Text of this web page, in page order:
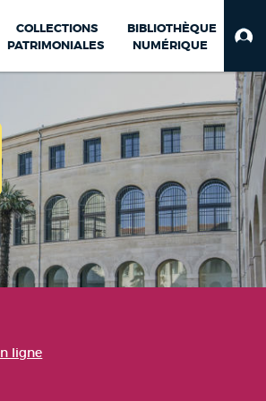
COLLECTIONS
PATRIMONIALES
BIBLIOTHÈQUE
NUMÉRIQUE
ligne